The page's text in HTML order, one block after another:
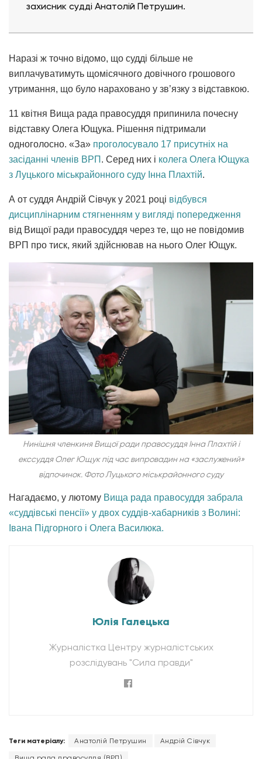
захисник судді Анатолій Петрушин.
Наразі ж точно відомо, що судді більше не
виплачуватимуть щомісячного довічного грошового
утримання, що було нараховано у зв’язку з відставкою.
11 квітня Вища рада правосуддя припинила почесну
відставку Олега Ющука. Рішення підтримали
одноголосно. «За» проголосувало 17 присутніх на
засіданні членів ВРП . Серед них і колега Олега Ющука
з Луцького міськрайонного суду Інна Плахтій.
А от суддя Андрій Сівчук у 2021 році відбувся
дисциплінарним стягненням у вигляді попередження
від Вищої ради правосуддя через те, що не повідомив
ВРП про тиск, який здійснював на нього Олег Ющук.
Нинішня членкиня Вищої ради правосуддя Інна Плахтій і
екссуддя Олег Ющук під час випровадин на «заслужений»
відпочинок. Фото Луцького міськрайонного суду
Нагадаємо, у лютому Вища рада правосуддя забрала
«суддівські пенсії» у двох суддів-хабарників з Волині:
Івана Підгорного і Олега Василюка.
Юлія Галецька
Журналістка Центру журналістських
розслідувань "Сила правди"
Теги матеріалу: Анатолій Петрушин Андрій Сівчук